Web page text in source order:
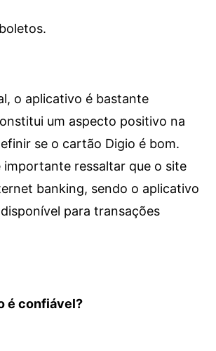
o aplicativo é bastante
um aspecto positivo na
se o cartão Digio é bom.
importante ressaltar que o site
banking, sendo o aplicativo
para transações
é confiável?